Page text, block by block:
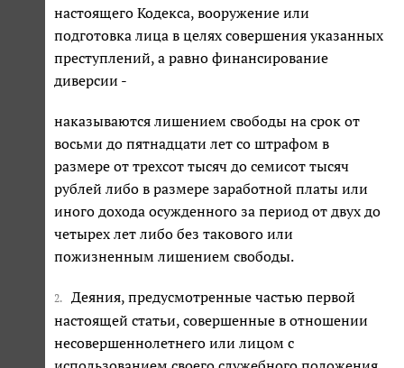
настоящего Кодекса, вооружение или
подготовка лица в целях совершения указанных
преступлений, а равно финансирование
диверсии -
наказываются лишением свободы на срок от
восьми до пятнадцати лет со штрафом в
размере от трехсот тысяч до семисот тысяч
рублей либо в размере заработной платы или
иного дохода осужденного за период от двух до
четырех лет либо без такового или
пожизненным лишением свободы.
2.
Деяния, предусмотренные частью первой
настоящей статьи, совершенные в отношении
несовершеннолетнего или лицом с